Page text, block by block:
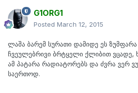
G1ORG1
Posted March 12, 2015
ლაშა ბარემ სურათი დამიდე ეს ზუმფარა
ჩვეულებრივი ბრტყელი ქლიბით ვცადე,
ამ პატარა რადიატორებს და ძვრა ვერ
საერთოდ.